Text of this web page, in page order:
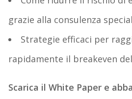
grazie alla consulenza
Strategie efficaci per
rapidamente il breakeven
Scarica il White Paper e